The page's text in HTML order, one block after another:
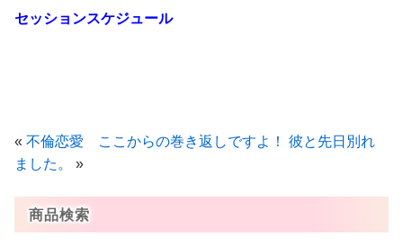
セッションスケジュール
« 不倫恋愛 ここからの巻き返しですよ！
彼と先日別れ
ました。
»
商品検索